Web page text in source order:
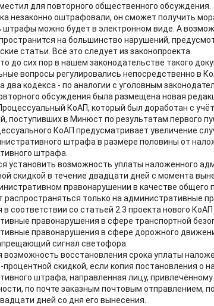
для повторного общественного обсуждения.
незаконно оштрафовали, он сможет получить
можно будет в электронном виде. А
на большинство нарушений,
статьи. Всё это следует из законопроекта.
до сих пор в нашем законодательстве такого
вопросы регулировались непосредственно в
два кодекса - по аналогии с уголовным
обсуждения была размещена новая
КоАП, который был доработан с
поступивших в Минюст по результатам первого
КоАП предусматривает увеличение
штрафа в размере половины от
штрафа.
установить возможность уплаты наложенного
скидкой в течение двадцати дней с момента
правонарушении в качестве общего
распространяться только на административные
соответствии со статьей 2.3 проекта нового
правонарушения в сфере транспортной
правонарушения в сфере дорожного
сигнал светофора.
возможность восстановления срока уплаты
скидкой, если копия постановления о
штрафа, направленная лицу,
по почте заказным почтовым отправлением,
дней со дня его вынесения.